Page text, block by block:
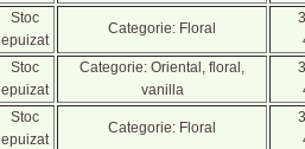
Stoc
epuizat
Categorie: Floral
Stoc
epuizat
Categorie: Oriental, floral,
vanilla
Stoc
epuizat
Categorie: Floral